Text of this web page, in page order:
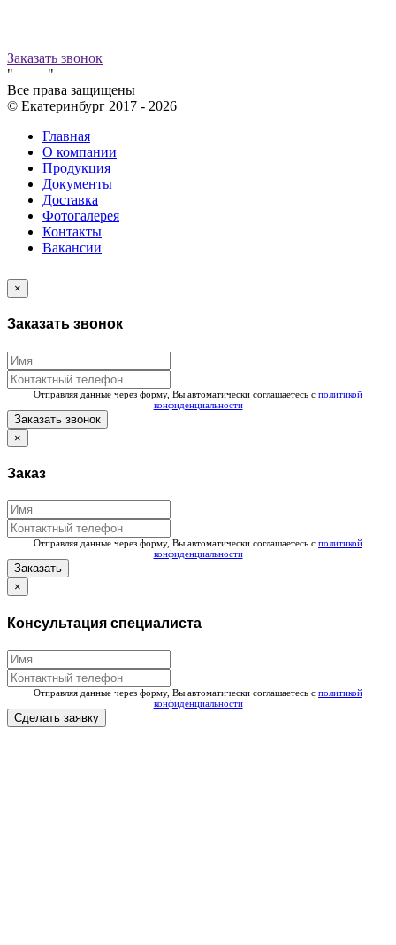
Заказать звонок
"
"
Все права защищены
© Екатеринбург 2017 - 2026
Главная
О компании
Продукция
Документы
Доставка
Фотогалерея
Контакты
Вакансии
×
Заказать звонок
Отправляя данные через форму, Вы автоматически соглашаетесь с политикой
конфиденциальности
Заказать звонок
×
Заказ
Отправляя данные через форму, Вы автоматически соглашаетесь с политикой
конфиденциальности
Заказать
×
Консультация специалиста
Отправляя данные через форму, Вы автоматически соглашаетесь с политикой
конфиденциальности
Сделать заявку